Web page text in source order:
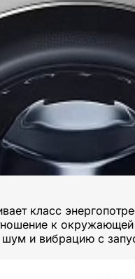
класс
к
и вибрацию с